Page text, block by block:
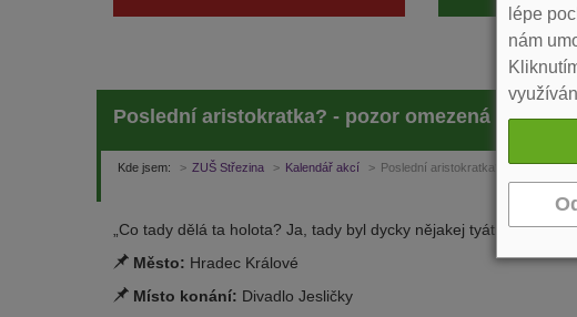
Poslední aristokratka? - pozor omezená kapaicta
Kde jsem: ZUŠ Střezina Kalendář akcí Poslední aristokratka? - pozor
„Co tady dělá ta holota? Ja, tady byl dycky nějakej tyátr!“ Volně
Město: Hradec Králové
Místo konání: Divadlo Jesličky
lépe
nám